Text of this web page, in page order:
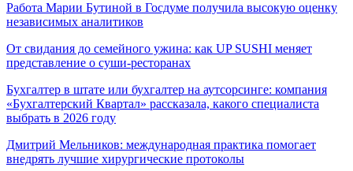
Работа Марии Бутиной в Госдуме получила высокую оценку
независимых аналитиков
От свидания до семейного ужина: как UP SUSHI меняет
представление о суши-ресторанах
Бухгалтер в штате или бухгалтер на аутсорсинге: компания
«Бухгалтерский Квартал» рассказала, какого специалиста
выбрать в 2026 году
Дмитрий Мельников: международная практика помогает
внедрять лучшие хирургические протоколы